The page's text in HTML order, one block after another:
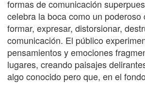
formas de comunicación
celebra la boca como un poderoso
formar, expresar, distorsionar,
comunicación. El público
pensamientos y emociones
lugares, creando paisajes
algo conocido pero que, en el